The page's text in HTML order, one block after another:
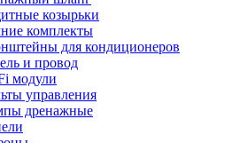
козырьки
комплекты
для кондиционеров
и провод
модули
управления
дренажные